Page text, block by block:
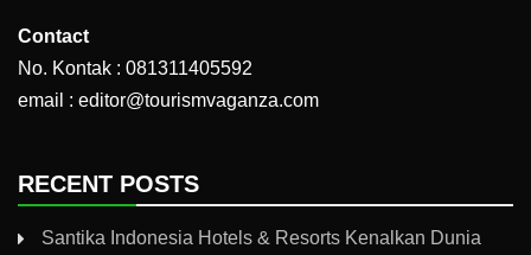
Contact
No. Kontak : 081311405592
email : editor@tourismvaganza.com
RECENT POSTS
Santika Indonesia Hotels & Resorts Kenalkan Dunia